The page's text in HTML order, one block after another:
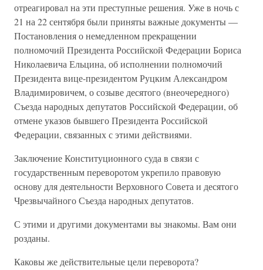
отреагировал на эти преступные решения. Уже в ночь с
21 на 22 сентября были приняты важные документы —
Постановления о немедленном прекращении
полномочий Президента Российской Федерации Бориса
Николаевича Ельцина, об исполнении полномочий
Президента вице-президентом Руцким Александром
Владимировичем, о созыве десятого (внеочередного)
Съезда народных депутатов Российской Федерации, об
отмене указов бывшего Президента Российской
Федерации, связанных с этими действиями.
Заключение Конституционного суда в связи с
государственным переворотом укрепило правовую
основу для деятельности Верховного Совета и десятого
Чрезвычайного Съезда народных депутатов.
С этими и другими документами вы знакомы. Вам они
розданы.
Каковы же действительные цели переворота?